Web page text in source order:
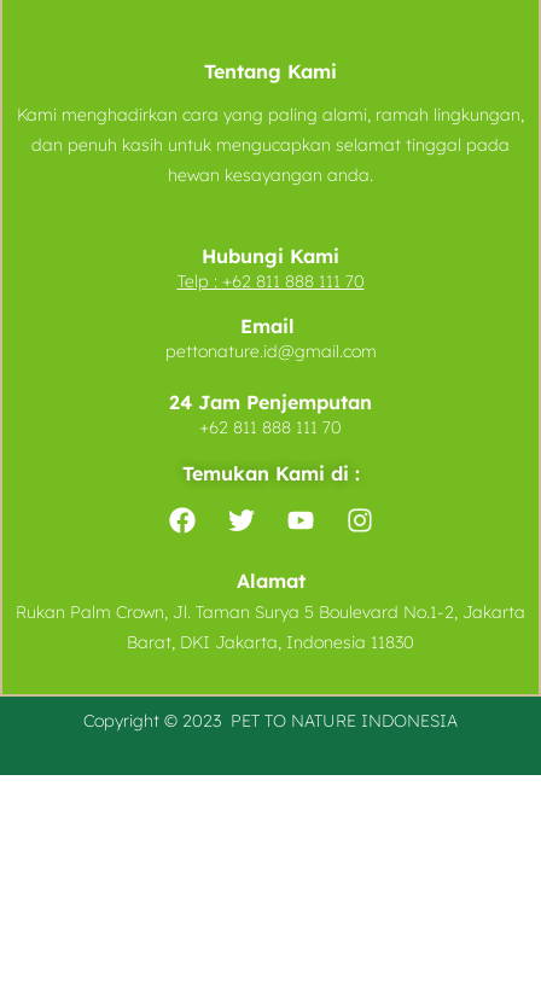
Tentang Kami
Kami menghadirkan cara yang paling alami, ramah lingkungan,
dan penuh kasih untuk mengucapkan selamat tinggal pada
hewan kesayangan anda.
Hubungi Kami
Telp : +62 811 888 111 70
Email
pettonature.id@gmail.com
24 Jam Penjemputan
+62 811 888 111 70
Temukan Kami di :
Alamat
Rukan Palm Crown, Jl. Taman Surya 5 Boulevard No.1-2, Jakarta
Barat, DKI Jakarta, Indonesia 11830
Copyright © 2023 PET TO NATURE INDONESIA